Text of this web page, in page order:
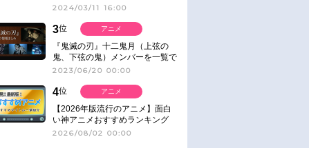
2024/03/11 16:00
3位
『鬼滅の刃』十二鬼月（上弦の
鬼、下弦の鬼）メンバーを一覧で
紹介＆解説（登場鬼の情報まと
2023/06/20 00:00
アニメ
4位
【2026年版流行のアニメ】面白
い神アニメおすすめランキング
【名作・話題作】｜ジャンル別人
2026/08/02 00:00
アニメ